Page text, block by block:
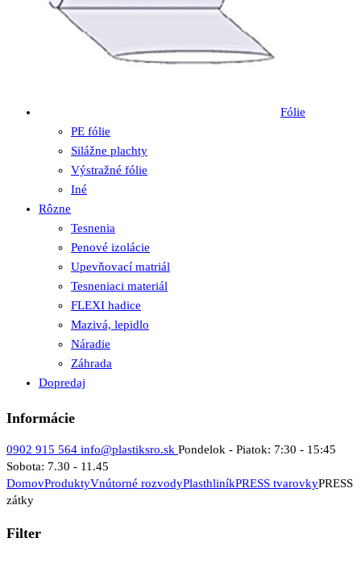
Fólie
PE fólie
Silážne plachty
Výstražné fólie
Iné
Rôzne
Tesnenia
Penové izolácie
Upevňovací matriál
Tesneniaci materiál
FLEXI hadice
Mazivá, lepidlo
Náradie
Záhrada
Dopredaj
Informácie
0902 915 564 info@plastiksro.sk Pondelok - Piatok: 7:30 - 15:45
Sobota: 7.30 - 11.45
DomovProduktyVnútorné rozvodyPlasthliníkPRESS tvarovkyPRESS
zátky
Filter